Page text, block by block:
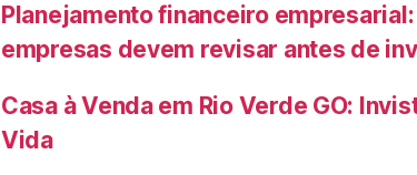
Planejamento financeiro
empresas devem revisar antes de
Casa à Venda em Rio Verde GO:
Vida